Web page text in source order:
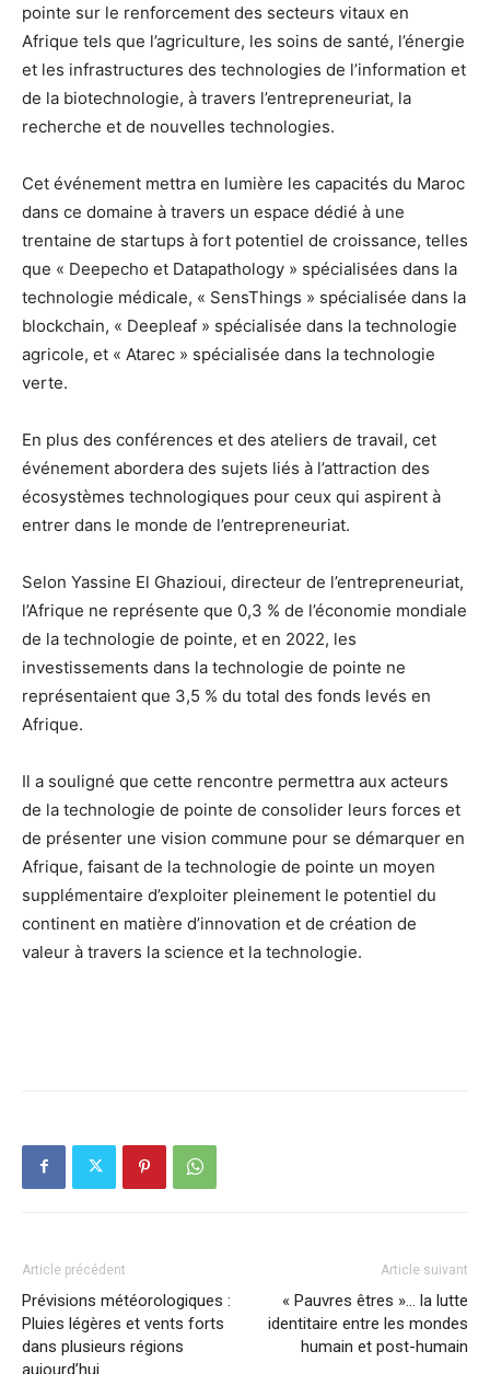
pointe sur le renforcement des secteurs vitaux en
Afrique tels que l’agriculture, les soins de santé, l’énergie
et les infrastructures des technologies de l’information et
de la biotechnologie, à travers l’entrepreneuriat, la
recherche et de nouvelles technologies.
Cet événement mettra en lumière les capacités du Maroc
dans ce domaine à travers un espace dédié à une
trentaine de startups à fort potentiel de croissance, telles
que « Deepecho et Datapathology » spécialisées dans la
technologie médicale, « SensThings » spécialisée dans la
blockchain, « Deepleaf » spécialisée dans la technologie
agricole, et « Atarec » spécialisée dans la technologie
verte.
En plus des conférences et des ateliers de travail, cet
événement abordera des sujets liés à l’attraction des
écosystèmes technologiques pour ceux qui aspirent à
entrer dans le monde de l’entrepreneuriat.
Selon Yassine El Ghazioui, directeur de l’entrepreneuriat,
l’Afrique ne représente que 0,3 % de l’économie mondiale
de la technologie de pointe, et en 2022, les
investissements dans la technologie de pointe ne
représentaient que 3,5 % du total des fonds levés en
Afrique.
Il a souligné que cette rencontre permettra aux acteurs
de la technologie de pointe de consolider leurs forces et
de présenter une vision commune pour se démarquer en
Afrique, faisant de la technologie de pointe un moyen
supplémentaire d’exploiter pleinement le potentiel du
continent en matière d’innovation et de création de
valeur à travers la science et la technologie.
Article précédent
Prévisions météorologiques :
Pluies légères et vents forts
dans plusieurs régions
aujourd’hui
Article suivant
« Pauvres êtres »… la lutte
identitaire entre les mondes
humain et post-humain